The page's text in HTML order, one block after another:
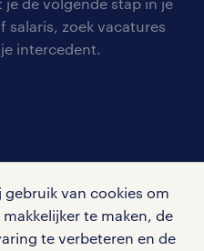
gebruik van cookies om
te maken, de
te verbeteren en de
de volgende stap in je
salaris, zoek vacatures
intercedent.